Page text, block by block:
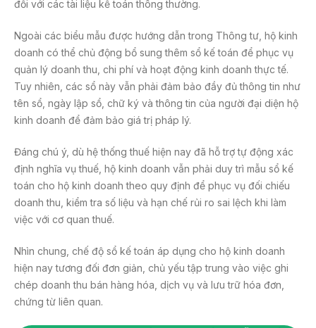
đối với các tài liệu kế toán thông thường.
Ngoài các biểu mẫu được hướng dẫn trong Thông tư, hộ kinh
doanh có thể chủ động bổ sung thêm sổ kế toán để phục vụ
quản lý doanh thu, chi phí và hoạt động kinh doanh thực tế.
Tuy nhiên, các sổ này vẫn phải đảm bảo đầy đủ thông tin như
tên sổ, ngày lập sổ, chữ ký và thông tin của người đại diện hộ
kinh doanh để đảm bảo giá trị pháp lý.
Đáng chú ý, dù hệ thống thuế hiện nay đã hỗ trợ tự động xác
định nghĩa vụ thuế, hộ kinh doanh vẫn phải duy trì mẫu sổ kế
toán cho hộ kinh doanh theo quy định để phục vụ đối chiếu
doanh thu, kiểm tra số liệu và hạn chế rủi ro sai lệch khi làm
việc với cơ quan thuế.
Nhìn chung, chế độ sổ kế toán áp dụng cho hộ kinh doanh
hiện nay tương đối đơn giản, chủ yếu tập trung vào việc ghi
chép doanh thu bán hàng hóa, dịch vụ và lưu trữ hóa đơn,
chứng từ liên quan.